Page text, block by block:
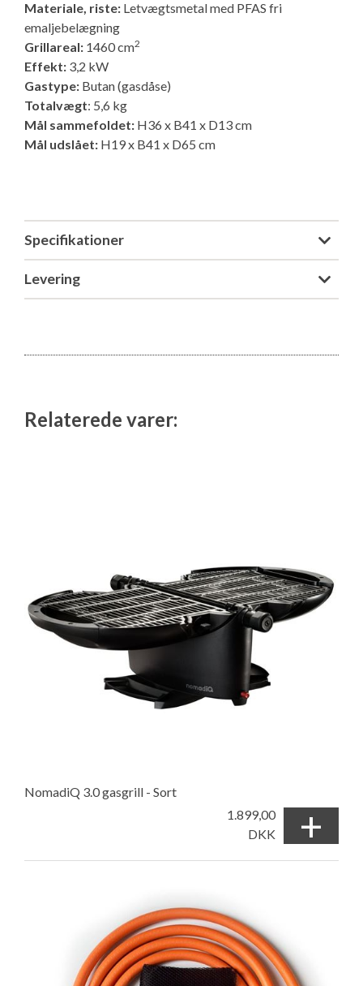
Materiale, riste: Letvægtsmetal med PFAS fri
emaljebelægning
Grillareal: 1460 cm2
Effekt: 3,2 kW
Gastype: Butan (gasdåse)
Totalvægt: 5,6 kg
Mål sammefoldet: H36 x B41 x D13 cm
Mål udslået: H19 x B41 x D65 cm
Specifikationer
Levering
Relaterede varer:
NomadiQ 3.0 gasgrill - Sort
1.899,00
DKK
+